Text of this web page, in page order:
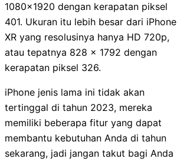
1080×1920 dengan kerapatan piksel
401. Ukuran itu lebih besar dari iPhone
XR yang resolusinya hanya HD 720p,
atau tepatnya 828 x 1792 dengan
kerapatan piksel 326.
iPhone jenis lama ini tidak akan
tertinggal di tahun 2023, mereka
memiliki beberapa fitur yang dapat
membantu kebutuhan Anda di tahun
sekarang, jadi jangan takut bagi Anda